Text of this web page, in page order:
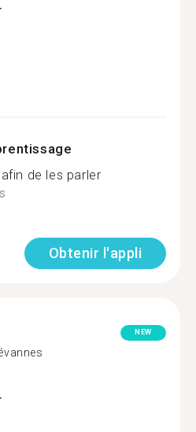
de les parler
Obtenir l'appli
NEW